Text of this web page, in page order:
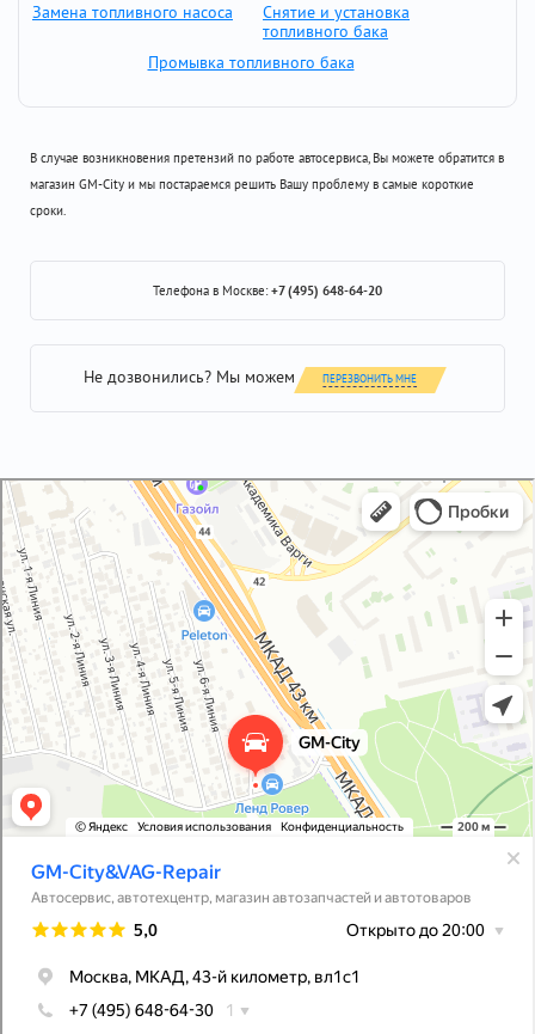
Замена топливного насоса
Снятие и установка
топливного бака
Промывка топливного бака
В случае возникновения претензий по работе автосервиса, Вы можете обратится в
магазин GM-City и мы постараемся решить Вашу проблему в самые короткие
сроки.
Телефона в Москве:+7 (495) 648-64-20
Не дозвонились? Мы можем ПЕРЕЗВОНИТЬ МНЕ
GM-City&VAG-Repair
Автосервис, автотехцентр в Москве
Магазин автозапчастей и автотоваров в Москве